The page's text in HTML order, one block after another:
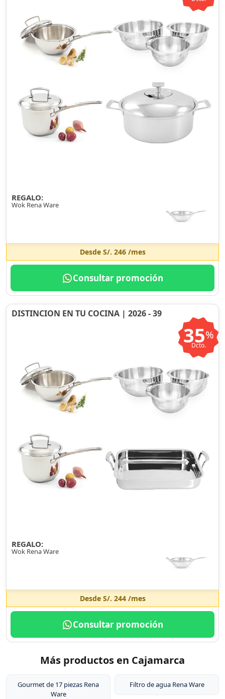
REGALO:
Wok Rena Ware
Desde S/. 246/mes
Consultar promoción
DISTINCION EN TU COCINA | 2026 - 39
35%
Dcto.
REGALO:
Wok Rena Ware
Desde S/. 244/mes
Consultar promoción
Más productos en Cajamarca
Gourmet de 17 piezas Rena
Ware
Filtro de agua Rena Ware